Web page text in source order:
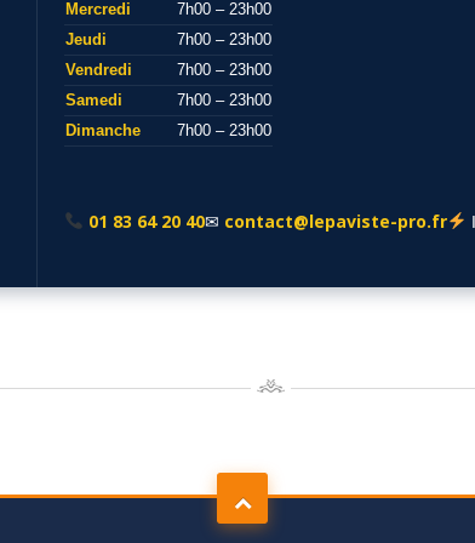
Mercredi
7h00 – 23h00
Jeudi
7h00 – 23h00
Vendredi
7h00 – 23h00
Samedi
7h00 – 23h00
Dimanche
7h00 – 23h00
01 83 64 20 40✉ contact@lepaviste-pro.fr